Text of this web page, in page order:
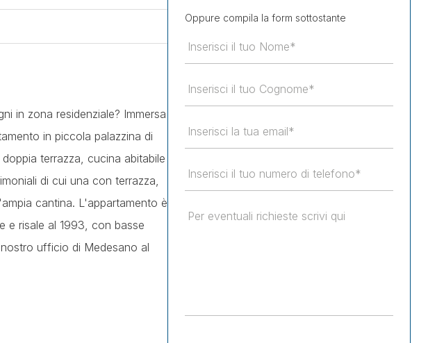
in zona residenziale? Immersa
in piccola palazzina di
terrazza, cucina abitabile
di cui una con terrazza,
cantina. L'appartamento è
e risale al 1993, con basse
ufficio di Medesano al
Oppure compila la form sottostante